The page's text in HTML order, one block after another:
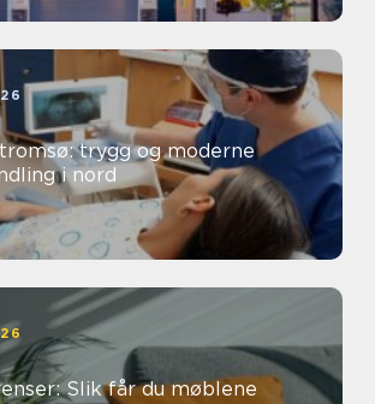
trygg og moderne
i nord
Slik får du møblene